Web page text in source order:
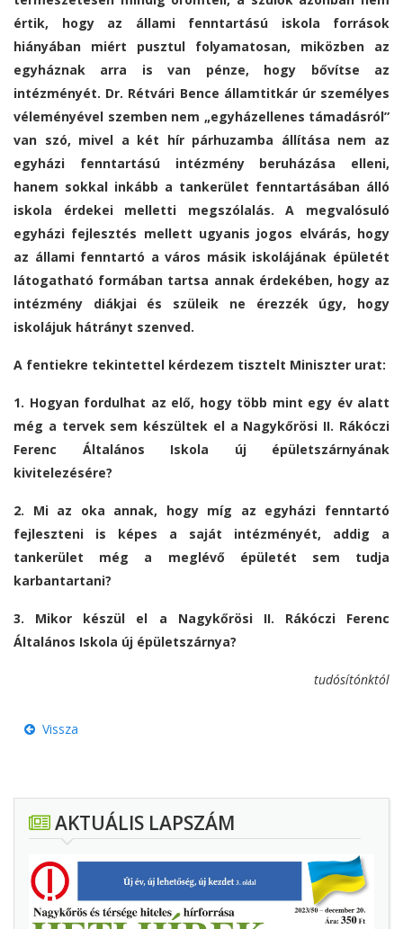
értik, hogy az állami fenntartású iskola források
hiányában miért pusztul folyamatosan, miközben az
egyháznak arra is van pénze, hogy bővítse az
intézményét. Dr. Rétvári Bence államtitkár úr személyes
véleményével szemben nem „egyházellenes támadásról”
van szó, mivel a két hír párhuzamba állítása nem az
egyházi fenntartású intézmény beruházása elleni,
hanem sokkal inkább a tankerület fenntartásában álló
iskola érdekei melletti megszólalás. A megvalósuló
egyházi fejlesztés mellett ugyanis jogos elvárás, hogy
az állami fenntartó a város másik iskolájának épületét
látogatható formában tartsa annak érdekében, hogy az
intézmény diákjai és szüleik ne érezzék úgy, hogy
iskolájuk hátrányt szenved.
A fentiekre tekintettel kérdezem tisztelt Miniszter urat:
1. Hogyan fordulhat az elő, hogy több mint egy év alatt
még a tervek sem készültek el a Nagykőrösi II. Rákóczi
Ferenc Általános Iskola új épületszárnyának
kivitelezésére?
2. Mi az oka annak, hogy míg az egyházi fenntartó
fejleszteni is képes a saját intézményét, addig a
tankerület még a meglévő épületét sem tudja
karbantartani?
3. Mikor készül el a Nagykőrösi II. Rákóczi Ferenc
Általános Iskola új épületszárnya?
tudósítónktól
Vissza
AKTUÁLIS LAPSZÁM